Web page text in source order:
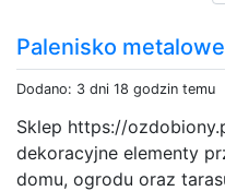
Palenisko metalowe
Dodano: 3 dni 18 godzin temu
Sklep https://
dekoracyjne elementy
domu, ogrodu oraz